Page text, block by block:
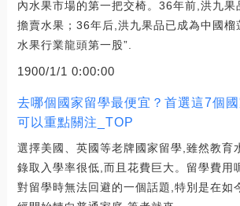
內水果市場的第一把交椅。36年前,洪九果
擔賣水果；36年后,洪九果品已成為中國榴
水果行業龍頭第一股”.
1900/1/1 0:00:00
去哪個國家留學最便宜？首選這7個
可以重點關注_TOP
選擇美國、英國等老牌國家留學,雖然教育
錄取入學率很低,而且花費巨大。留學費用
對留學時無法回避的一個話題,特別是在如